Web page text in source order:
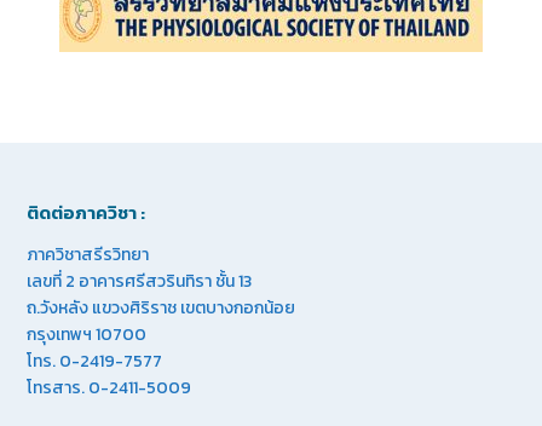
ติดต่อภาควิชา :
ภาควิชาสรีรวิทยา
เลขที่ 2 อาคารศรีสวรินทิรา ชั้น 13
ถ.วังหลัง แขวงศิริราช เขตบางกอกน้อย
กรุงเทพฯ 10700
โทร. 0-2419-7577
โทรสาร. 0-2411-5009